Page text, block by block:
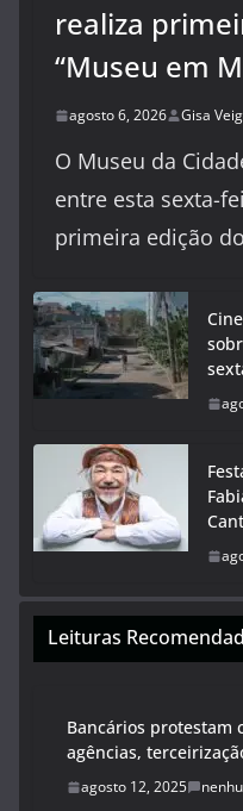
realiza
“Museu em
agosto 6, 2026 Gisa
O Museu da
entre esta sexta-
primeira edição
Leituras
Bancários protestam
agências,
agosto 12, 2025